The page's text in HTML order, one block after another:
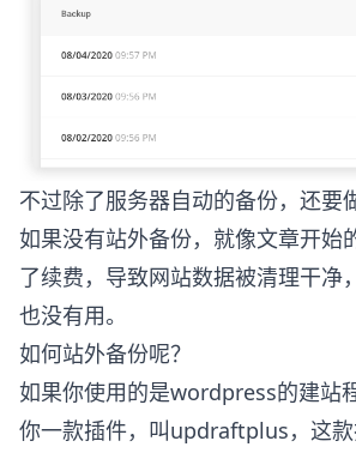
不过除了服务器自动的备份，还要
如果没有站外备份，就像文章开始
了续费，导致网站数据被清理干净
也没有用。
如何站外备份呢？
如果你使用的是wordpress的建站
你一款插件，叫updraftplus，这